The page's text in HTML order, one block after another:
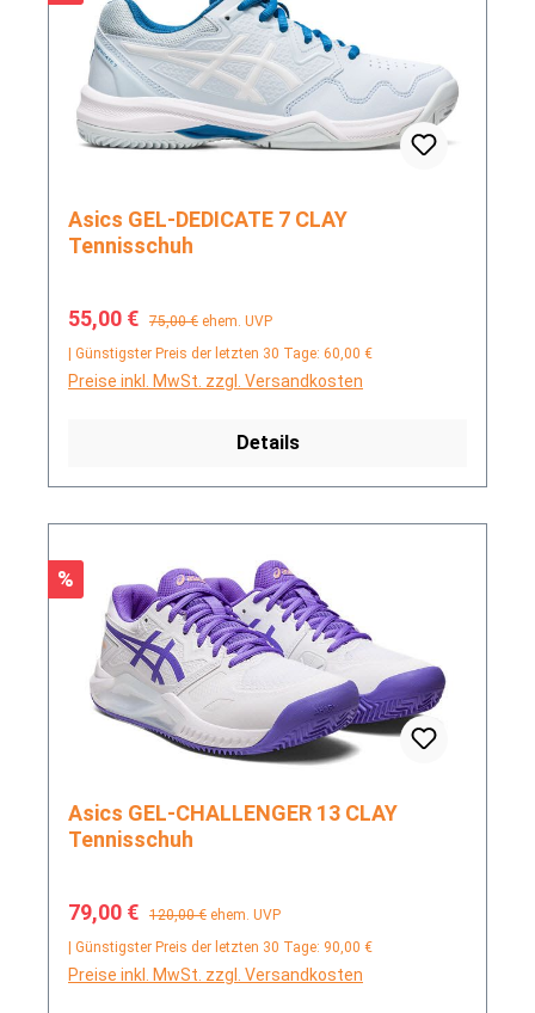
Asics GEL-DEDICATE 7 CLAY
Tennisschuh
Verkaufspreis:
55,00 € Regulärer Preis:
75,00 € ehem. UVP
| Günstigster Preis der letzten 30 Tage: 60,00 €
Preise inkl. MwSt. zzgl. Versandkosten
Details
Rabatt
%
Asics GEL-CHALLENGER 13 CLAY
Tennisschuh
Verkaufspreis:
79,00 € Regulärer Preis:
120,00 € ehem. UVP
| Günstigster Preis der letzten 30 Tage: 90,00 €
Preise inkl. MwSt. zzgl. Versandkosten